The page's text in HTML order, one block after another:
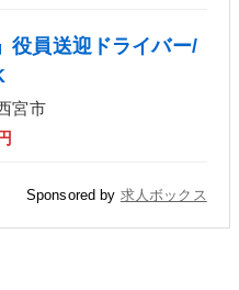
役員送迎ドライバー/
宮市
Sponsored by 求人ボックス